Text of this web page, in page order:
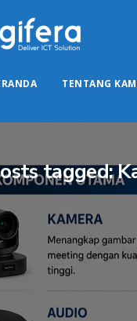
TENTANG
tagged: